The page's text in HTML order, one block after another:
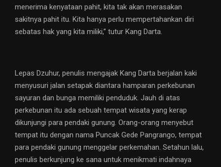
menerima kenyataan pahit, kita tak akan merasakan
sakitnya pahit itu. Kita hanya perlu mempertahankan diri
sebatas hak yang kita miliki,” tutur Kang Darta.
Lepas Dzuhur, penulis mengajak Kang Darta berjalan kaki
menyusuri jalan setapak diantara hamparan perkebunan
sayuran dan bunga memiliki penduduk. Jauh di atas
perkebunan itu ada sebuah tempat wisata yang kerap
dikunjungi para pendaki gunung. Orang-orang menyebut
tempat itu dengan nama Puncak Gede Pangrango, tempat
para pendaki gunung menggelar perkemahan. Setahun lalu,
penulis berkunjung ke sana untuk menikmati indahnaya